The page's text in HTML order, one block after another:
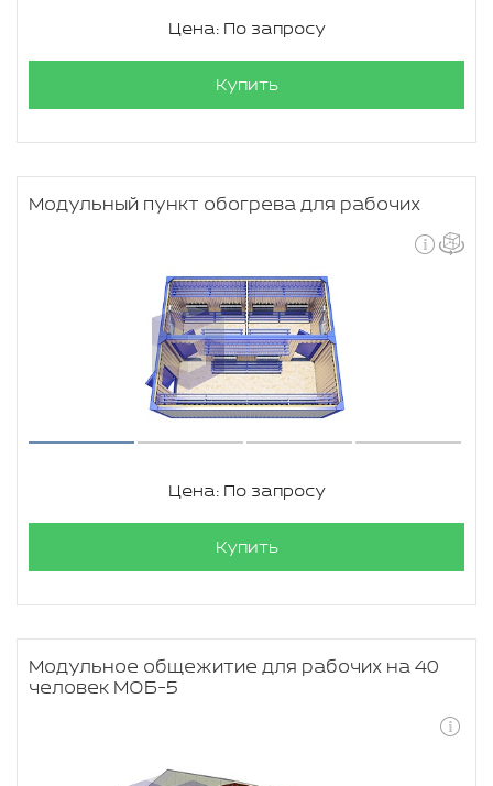
Цена: По запросу
Купить
Модульный пункт обогрева для рабочих
Цена: По запросу
Купить
Модульное общежитие для рабочих на 40
человек МОБ-5